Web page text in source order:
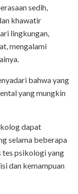
sedih,
khawatir
lingkungan,
mengalami
bahwa yang
yang mungkin
dapat
selama beberapa
tes psikologi yang
dan kemampuan